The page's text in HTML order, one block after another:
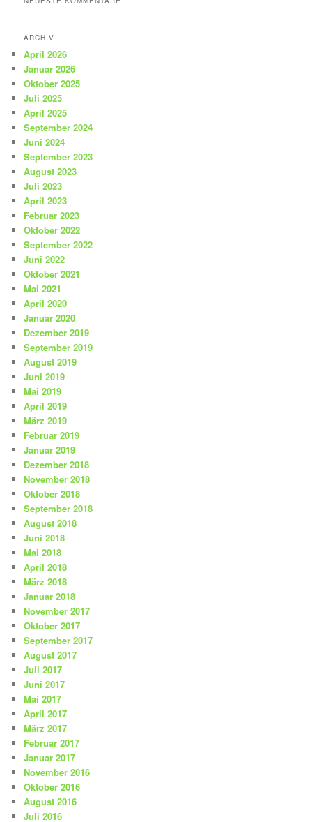
ARCHIV
April 2026
Januar 2026
Oktober 2025
Juli 2025
April 2025
September 2024
Juni 2024
September 2023
August 2023
Juli 2023
April 2023
Februar 2023
Oktober 2022
September 2022
Juni 2022
Oktober 2021
Mai 2021
April 2020
Januar 2020
Dezember 2019
September 2019
August 2019
Juni 2019
Mai 2019
April 2019
März 2019
Februar 2019
Januar 2019
Dezember 2018
November 2018
Oktober 2018
September 2018
August 2018
Juni 2018
Mai 2018
April 2018
März 2018
Januar 2018
November 2017
Oktober 2017
September 2017
August 2017
Juli 2017
Juni 2017
Mai 2017
April 2017
März 2017
Februar 2017
Januar 2017
November 2016
Oktober 2016
August 2016
Juli 2016